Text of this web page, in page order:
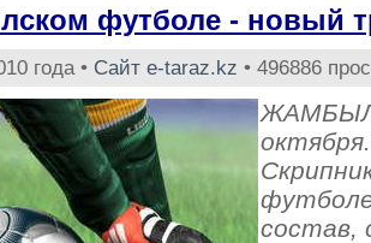
футболе - новый
года • Сайт e-taraz.kz • 496886
состав,